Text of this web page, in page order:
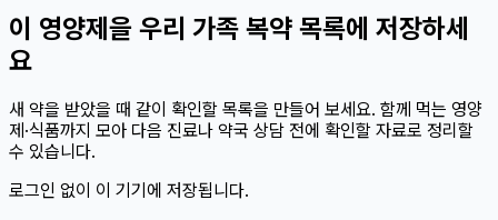
이 영양제 을 우리 가족 복약 목록에 저장하세
요
새 약을 받았을 때 같이 확인할 목록을 만들어 보세요. 함께 먹는 영양
제·식품까지 모아 다음 진료나 약국 상담 전에 확인할 자료로 정리할
수 있습니다.
로그인 없이 이 기기에 저장됩니다.